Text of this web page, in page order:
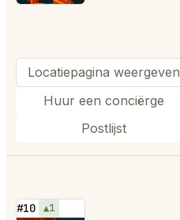
Locatiepagina weergeven
Huur een conciërge
Postlijst
#10 ▲1